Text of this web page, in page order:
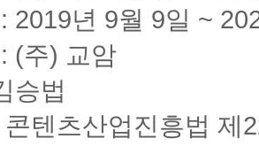
2019년 9월 9일 ~
(주) 교암
승법
텐츠산업진흥법 제